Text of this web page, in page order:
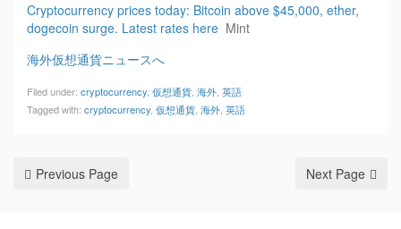
Cryptocurrency prices today: Bitcoin above $45,000, ether,
dogecoin surge. Latest rates here Mint
海外仮想通貨ニュースへ
Filed under: cryptocurrency 仮想通貨 海外 英語
Tagged with: cryptocurrency 仮想通貨 海外 英語
Previous Page Next Page